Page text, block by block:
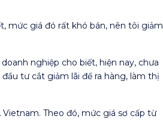
mức giá đó rất khó bán, nên tôi giảm
nghiệp cho biết, hiện nay, chưa
tư cắt giảm lãi để ra hàng, làm thị
Vietnam. Theo đó, mức giá sơ cấp từ